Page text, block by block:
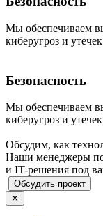
Мы обеспечиваем
киберугроз и
Безопасность
Мы обеспечиваем
киберугроз и
Обсудим, как
Наши менеджеры
и IT-решения под
Обсудить проект
✕